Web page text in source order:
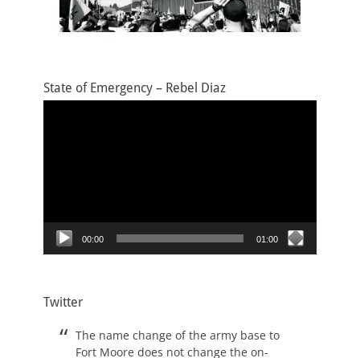
State of Emergency – Rebel Diaz
00:00 01:00
Twitter
The name change of the army base to
Fort Moore does not change the on-